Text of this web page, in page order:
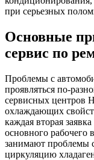
при серьезных
Основные
сервис по
Проблемы с
проявляться по-
сервисных центров
охлаждающих
каждая вторая
основного рабочего
занимают проблемы
циркуляцию